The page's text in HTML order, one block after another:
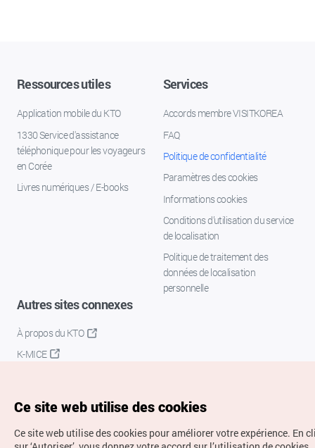
Ressources utiles
Application mobile du KTO
1330 Service d'assistance
téléphonique pour les voyageurs
en Corée
Livres numériques / E-books
Services
Accords membre VISITKOREA
FAQ
Politique de confidentialité
Paramètres des cookies
Informations cookies
Conditions d’utilisation du service
de localisation
Politique de traitement des
données de localisation
personnelle
Autres sites connexes
À propos du KTO
K-MICE
Ce site web utilise des cookies
Ce site web utilise des cookies pour améliorer votre expérience. En